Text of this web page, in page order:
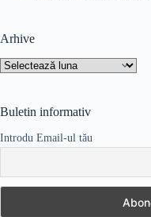
Arhive
Arhive
Buletin informativ
Introdu Email-ul tău